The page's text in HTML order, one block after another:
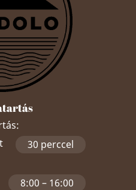
30 perccel
8:00 – 16:00